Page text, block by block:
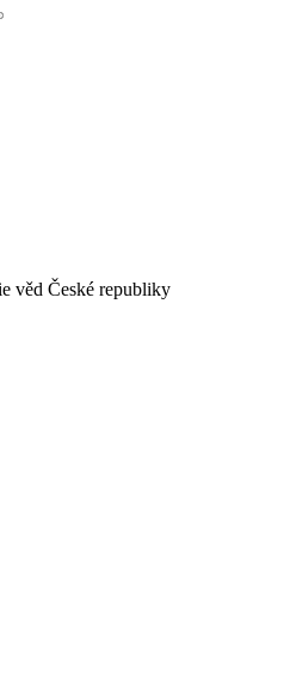
věd České republiky